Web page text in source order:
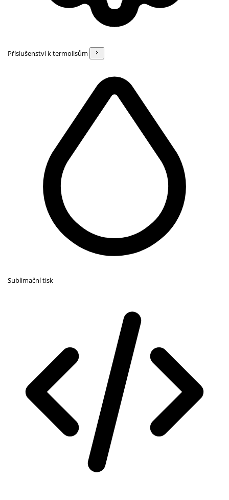
Příslušenství k termolisům
Sublimační tisk